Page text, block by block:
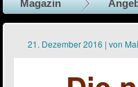
Magazin
21. Dezember 2016 | von